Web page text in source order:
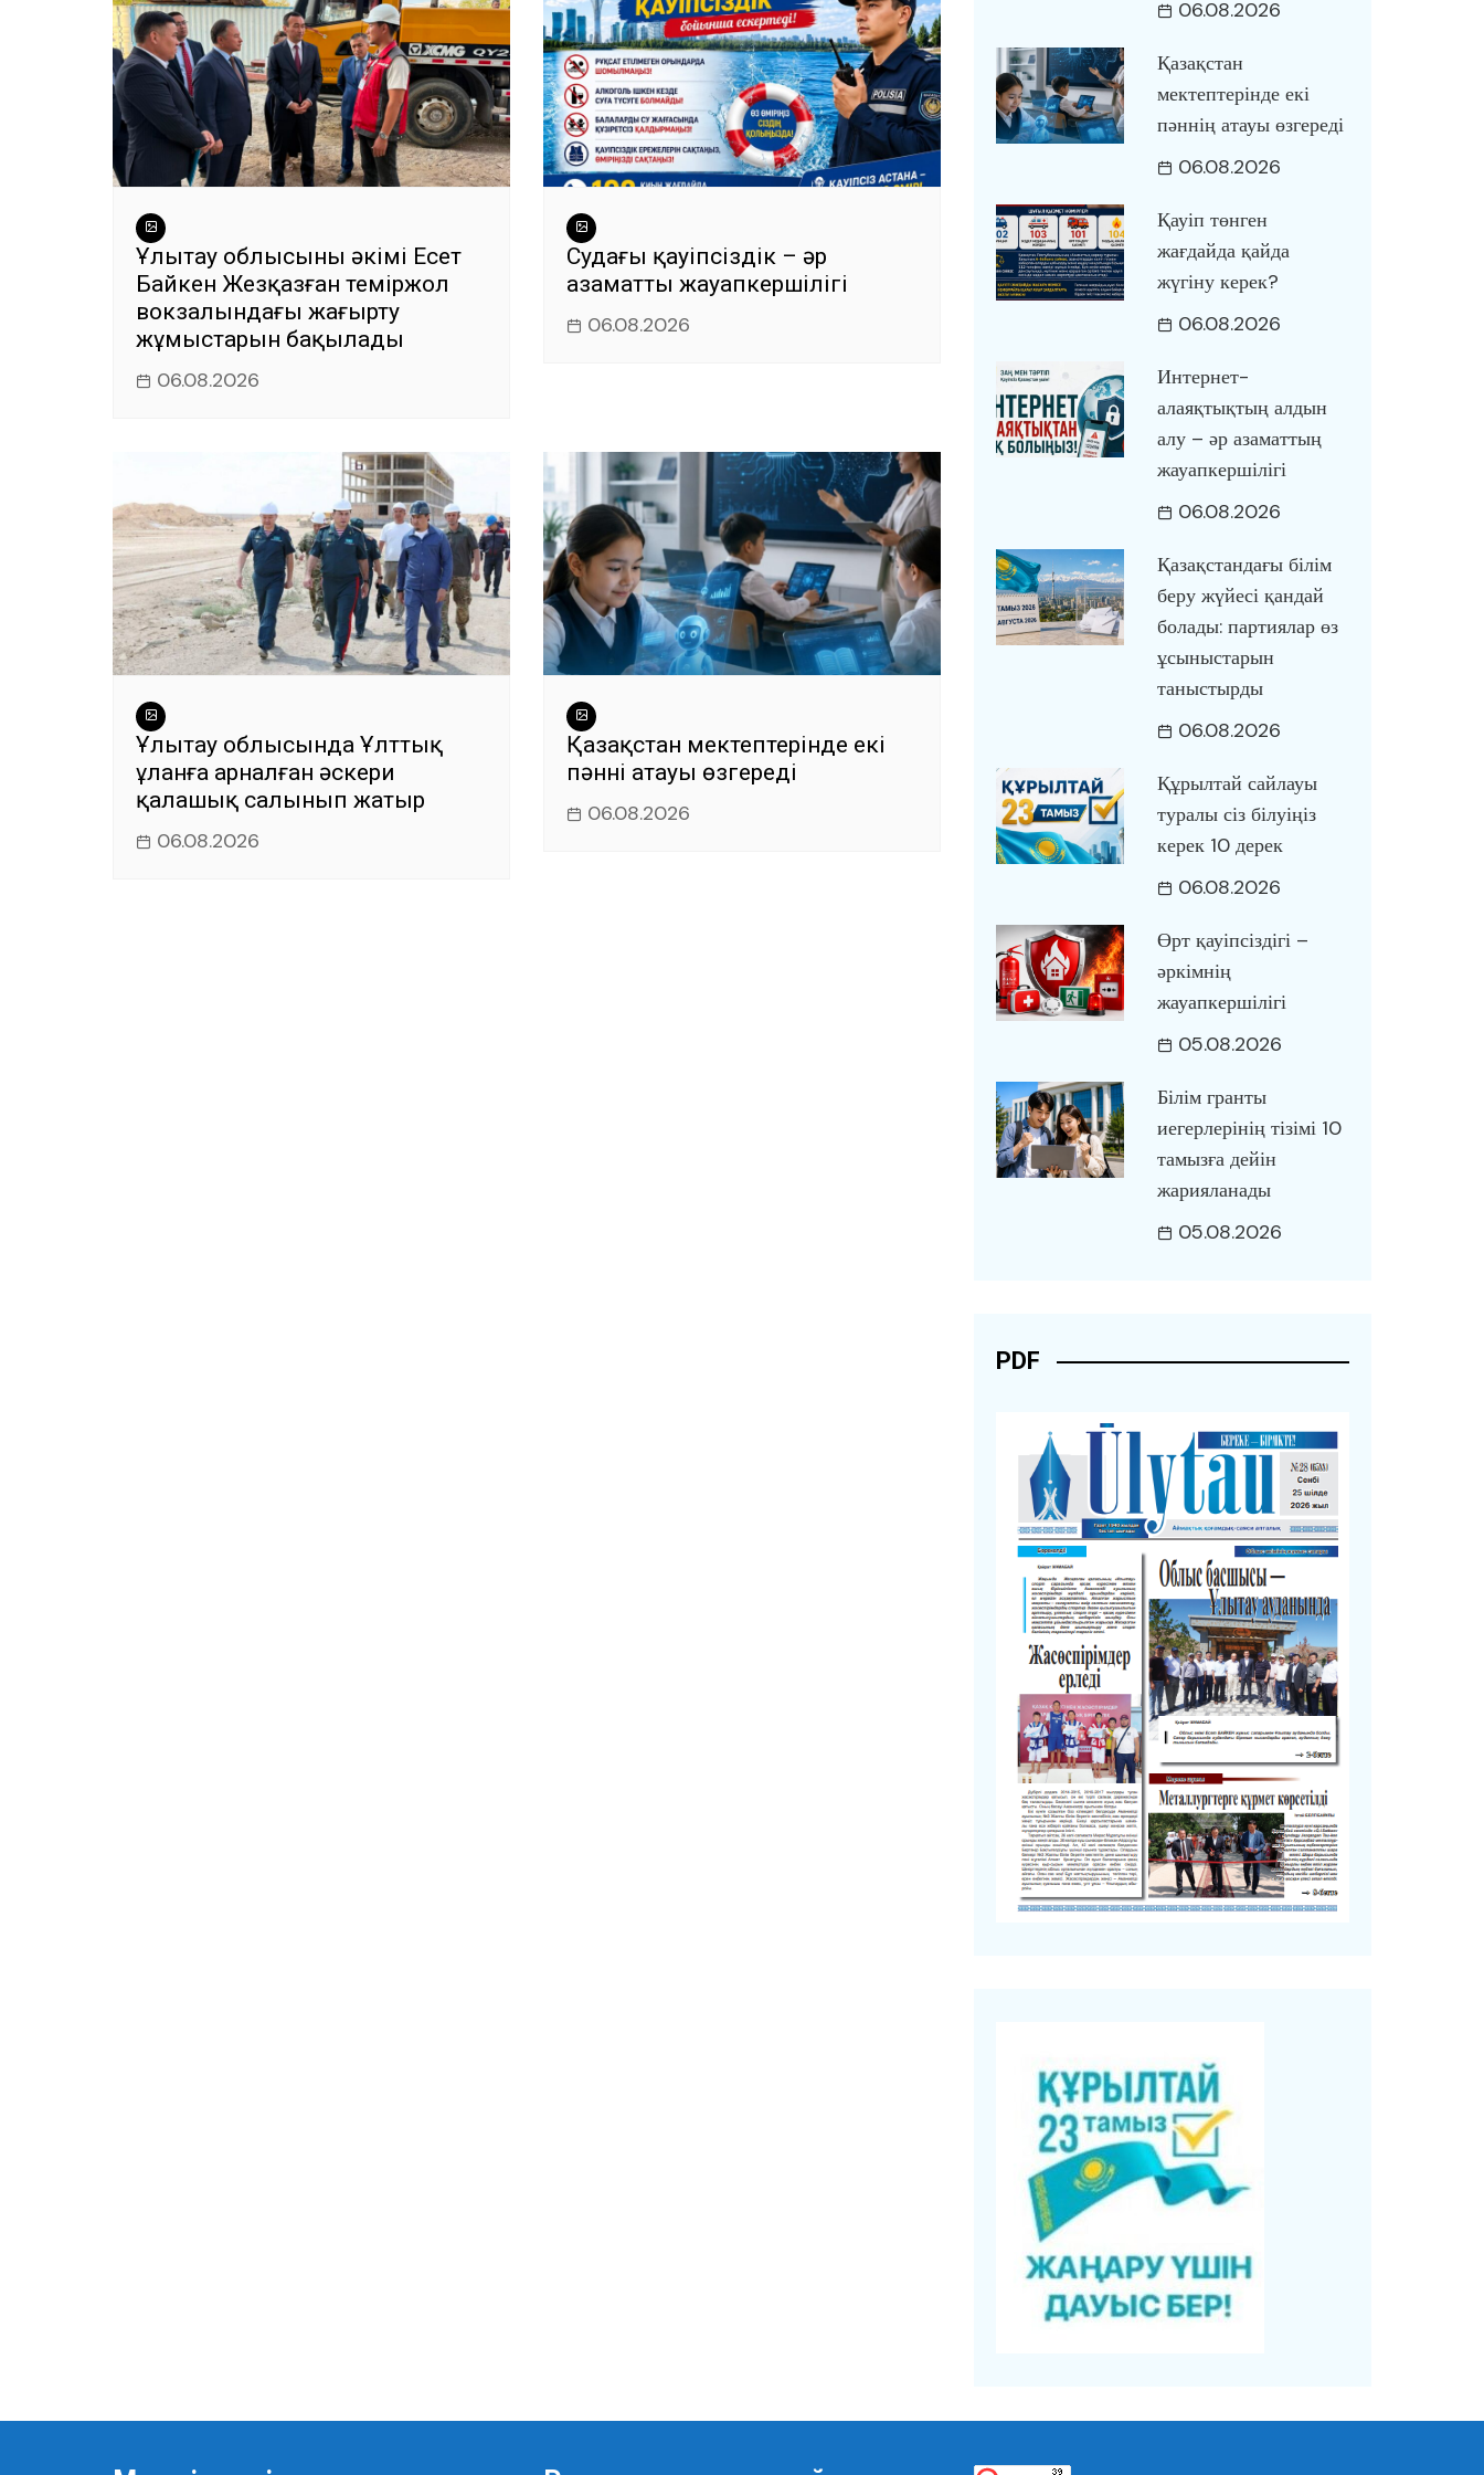
Ұлытау облысының әкімі Есет
Байкен Жезқазған теміржол
вокзалындағы жаңғырту
жұмыстарын бақылады
06.08.2026
Судағы қауіпсіздік – әр
азаматтың жауапкершілігі
06.08.2026
Ұлытау облысында Ұлттық
ұланға арналған әскери
қалашық салынып жатыр
06.08.2026
Қазақстан мектептерінде екі
пәннің атауы өзгереді
06.08.2026
06.08.2026
Қазақстан
мектептерінде екі
пәннің атауы өзгереді
06.08.2026
Қауіп төнген
жағдайда қайда
жүгіну керек?
06.08.2026
Интернет-
алаяқтықтың алдын
алу – әр азаматтың
жауапкершілігі
06.08.2026
Қазақстандағы білім
беру жүйесі қандай
болады: партиялар өз
ұсыныстарын
таныстырды
06.08.2026
Құрылтай сайлауы
туралы сіз білуіңіз
керек 10 дерек
06.08.2026
Өрт қауіпсіздігі –
әркімнің
жауапкершілігі
05.08.2026
Білім гранты
иегерлерінің тізімі 10
тамызға дейін
жарияланады
05.08.2026
PDF